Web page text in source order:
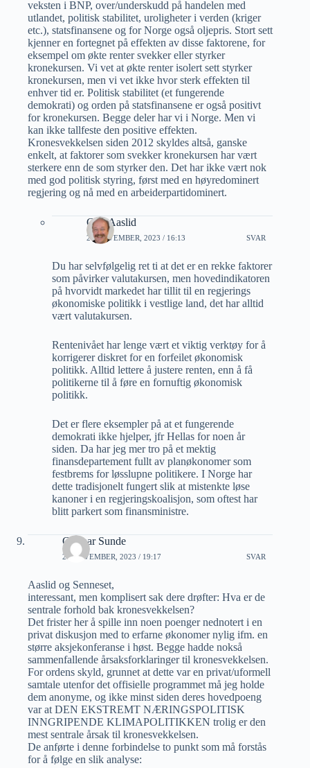
veksten i BNP, over/underskudd på handelen med
utlandet, politisk stabilitet, uroligheter i verden (kriger
etc.), statsfinansene og for Norge også oljepris. Stort sett
kjenner en fortegnet på effekten av disse faktorene, for
eksempel om økte renter svekker eller styrker
kronekursen. Vi vet at økte renter isolert sett styrker
kronekursen, men vi vet ikke hvor sterk effekten til
enhver tid er. Politisk stabilitet (et fungerende
demokrati) og orden på statsfinansene er også positivt
for kronekursen. Begge deler har vi i Norge. Men vi
kan ikke tallfeste den positive effekten.
Kronesvekkelsen siden 2012 skyldes altså, ganske
enkelt, at faktorer som svekker kronekursen har vært
sterkere enn de som styrker den. Det har ikke vært nok
med god politisk styring, først med en høyredominert
regjering og nå med en arbeiderpartidominert.
Geir Aaslid
26 NOVEMBER, 2023 / 16:13 SVAR
Du har selvfølgelig ret ti at det er en rekke faktorer
som påvirker valutakursen, men hovedindikatoren
på hvorvidt markedet har tillit til en regjerings
økonomiske politikk i vestlige land, det har alltid
vært valutakursen.
Rentenivået har lenge vært et viktig verktøy for å
korrigerer diskret for en forfeilet økonomisk
politikk. Alltid lettere å justere renten, enn å få
politikerne til å føre en fornuftig økonomisk
politikk.
Det er flere eksempler på at et fungerende
demokrati ikke hjelper, jfr Hellas for noen år
siden. Da har jeg mer tro på et mektig
finansdepartement fullt av planøkonomer som
festbrems for løsslupne politikere. I Norge har
dette tradisjonelt fungert slik at mistenkte løse
kanoner i en regjeringskoalisjon, som oftest har
blitt parkert som finansministre.
Gunnar Sunde
26 NOVEMBER, 2023 / 19:17 SVAR
Aaslid og Senneset,
interessant, men komplisert sak dere drøfter: Hva er de
sentrale forhold bak kronesvekkelsen?
Det frister her å spille inn noen poenger nednotert i en
privat diskusjon med to erfarne økonomer nylig ifm. en
større aksjekonferanse i høst. Begge hadde nokså
sammenfallende årsaksforklaringer til kronesvekkelsen.
For ordens skyld, grunnet at dette var en privat/uformell
samtale utenfor det offisielle programmet må jeg holde
dem anonyme, og ikke minst siden deres hovedpoeng
var at DEN EKSTREMT NÆRINGSPOLITISK
INNGRIPENDE KLIMAPOLITIKKEN trolig er den
mest sentrale årsak til kronesvekkelsen.
De anførte i denne forbindelse to punkt som må forstås
for å følge en slik analyse: